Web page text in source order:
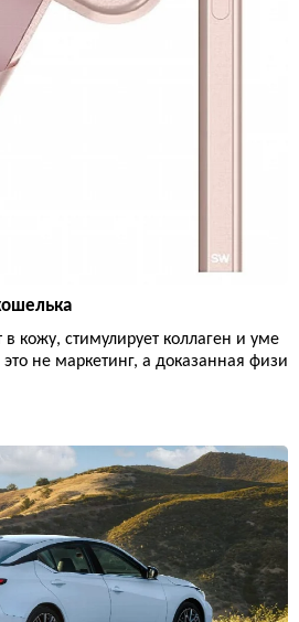
кожу, стимулирует коллаген и уме
не маркетинг, а доказанная физи